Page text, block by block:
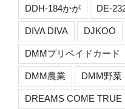
DDH-184かが DE-
DIVA DIVA DJKOO
DMMプリペイドカード
DMM農業 DMM野菜
DREAMS COME TRUE